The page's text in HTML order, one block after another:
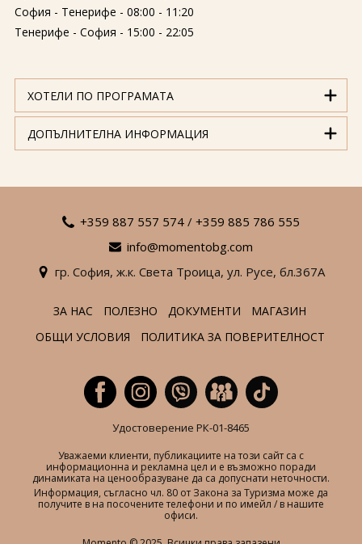
София - Тенерифе - 08:00 - 11:20
Тенерифе - София - 15:00 - 22:05
ХОТЕЛИ ПО ПРОГРАМАТА
ДОПЪЛНИТЕЛНА ИНФОРМАЦИЯ
+359 887 557 574 / +359 885 786 555
info@momentobg.com
гр. София, ж.к. Света Троица, ул. Русе, бл.367А
ЗА НАС ПОЛЕЗНО ДОКУМЕНТИ
МАГАЗИН
ОБЩИ УСЛОВИЯ
ПОЛИТИКА ЗА ПОВЕРИТЕЛНОСТ
Удостоверение РК-01-8465
Уважаеми клиенти, публикациите на този сайт са с
информационна и рекламна цел и е възможно поради
динамиката на ценообразуване да са допуснати неточности.
Информация, съгласно чл. 80 от Закона за Туризма може да
получите в на посочените телефони и по имейл / в нашите
офиси.